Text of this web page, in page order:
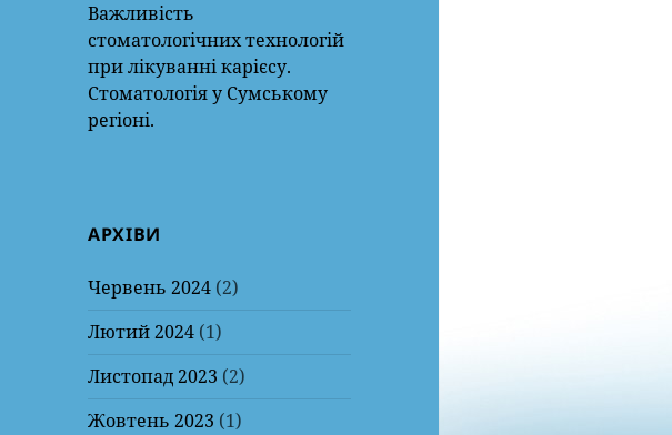
Важливість
стоматологічних технологій
при лікуванні карієсу.
Стоматологія у Сумському
регіоні.
АРХІВИ
Червень 2024 (2)
Лютий 2024 (1)
Листопад 2023 (2)
Жовтень 2023 (1)